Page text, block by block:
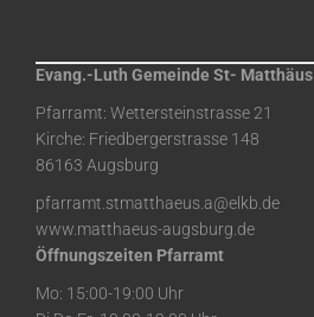
Evang.-Luth Gemeinde St- Matthäus
Pfarramt: Wettersteinstrasse 21
Kirche: Friedbergerstrasse 148
86163 Augsburg
pfarramt.stmatthaeus.a@elkb.de
www.matthaeus-augsburg.de
Öffnungszeiten Pfarramt
Mo: 15:00-19:00 Uhr